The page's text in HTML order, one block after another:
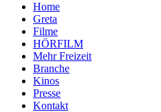
Home
Greta
Filme
HÖRFILM
Mehr Freizeit
Branche
Kinos
Presse
Kontakt